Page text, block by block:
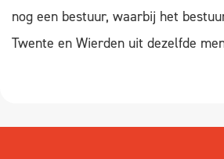
nog een bestuur, waarbij het
Twente en Wierden uit dezelfde